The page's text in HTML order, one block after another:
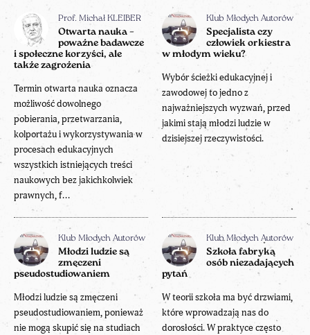
Prof. Michał KLEIBER
Otwarta nauka –
poważne badawcze
i społeczne korzyści, ale
także zagrożenia
Termin otwarta nauka oznacza
możliwość dowolnego
pobierania, przetwarzania,
kolportażu i wykorzystywania w
procesach edukacyjnych
wszystkich istniejących treści
naukowych bez jakichkolwiek
prawnych, f...
Klub Młodych Autorów
Specjalista czy
człowiek orkiestra
w młodym wieku?
Wybór ścieżki edukacyjnej i
zawodowej to jedno z
najważniejszych wyzwań, przed
jakimi stają młodzi ludzie w
dzisiejszej rzeczywistości.
Klub Młodych Autorów
Młodzi ludzie są
zmęczeni
pseudostudiowaniem
Młodzi ludzie są zmęczeni
pseudostudiowaniem, ponieważ
nie mogą skupić się na studiach
Klub Młodych Autorów
Szkoła fabryką
osób niezadających
pytań
W teorii szkoła ma być drzwiami,
które wprowadzają nas do
dorosłości. W praktyce często